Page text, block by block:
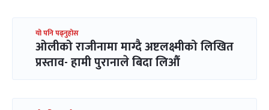
यो पनि पढ्नुहोस
ओलीको राजीनामा माग्दै अष्टलक्ष्मीको लिखित
प्रस्ताव- हामी पुरानाले बिदा लिऔं